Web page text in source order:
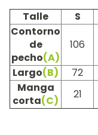
Talle S
Contorno
de
pecho(A)
106
Largo(B) 72
Manga
corta(C) 21